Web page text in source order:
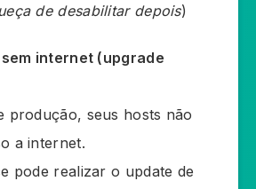
de desabilitar depois)
sem internet (upgrade
produção, seus hosts não
a internet.
pode realizar o update de